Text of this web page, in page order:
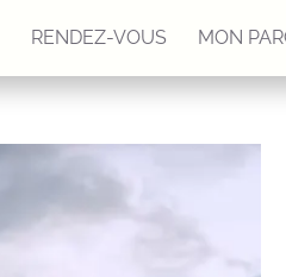
RENDEZ-VOUS MON